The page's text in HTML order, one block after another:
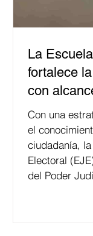
La
fortalece
con
Con una
el
ciudadanía,
Electoral
del Poder
relacionados